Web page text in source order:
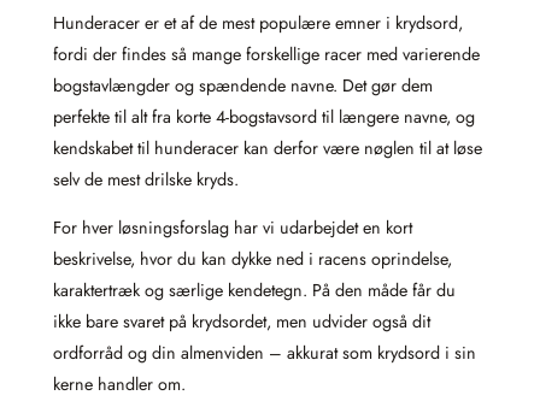
Hunderacer er et af de mest populære emner i krydsord,
fordi der findes så mange forskellige racer med varierende
bogstavlængder og spændende navne. Det gør dem
perfekte til alt fra korte 4-bogstavsord til længere navne, og
kendskabet til hunderacer kan derfor være nøglen til at løse
selv de mest drilske kryds.
For hver løsningsforslag har vi udarbejdet en kort
beskrivelse, hvor du kan dykke ned i racens oprindelse,
karaktertræk og særlige kendetegn. På den måde får du
ikke bare svaret på krydsordet, men udvider også dit
ordforråd og din almen­viden – akkurat som krydsord i sin
kerne handler om.